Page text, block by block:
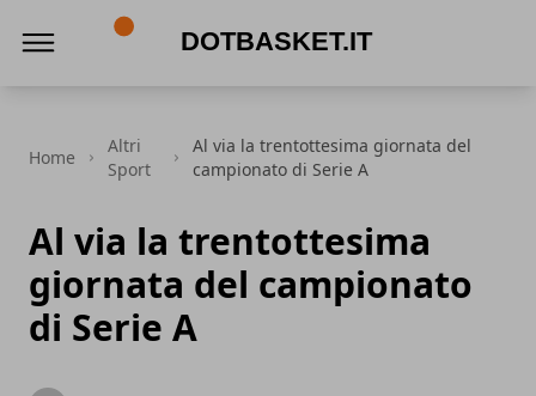
Home
Altri
Sport
Al via la trentottesima giornata del
campionato di Serie A
Al via la trentottesima
giornata del campionato
di Serie A